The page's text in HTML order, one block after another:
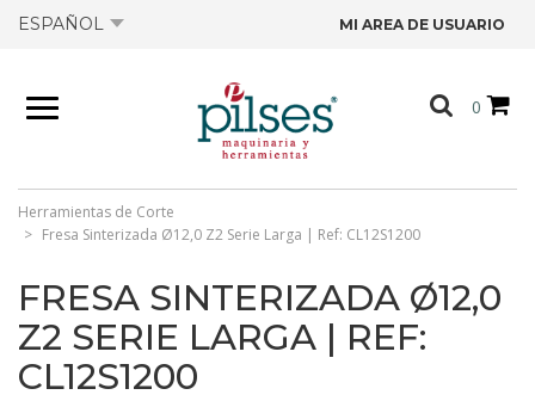
ESPAÑOL MI AREA DE USUARIO
0
PRODUCTOS
TIENDA
OFERTAS
CATÁLOGOS
Herramientas de Corte
Fresa Sinterizada Ø12,0 Z2 Serie Larga | Ref: CL12S1200
FRESA SINTERIZADA Ø12,0
Z2 SERIE LARGA | REF:
CL12S1200